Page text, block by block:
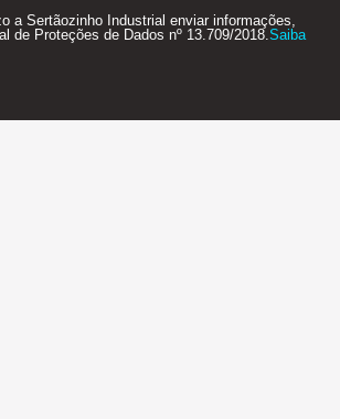
a Sertãozinho Industrial enviar informações,
de Proteções de Dados nº 13.709/2018. Saiba